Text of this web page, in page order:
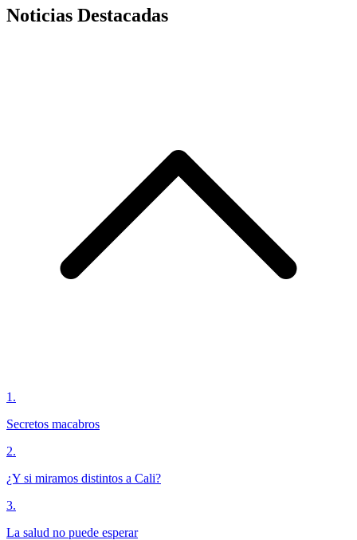
Noticias Destacadas
1 .
Secretos macabros
2.
¿Y si miramos distintos a Cali?
3.
La salud no puede esperar